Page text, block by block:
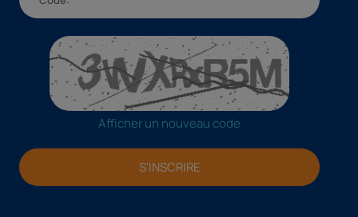
Afficher un nouveau code
S'INSCRIRE